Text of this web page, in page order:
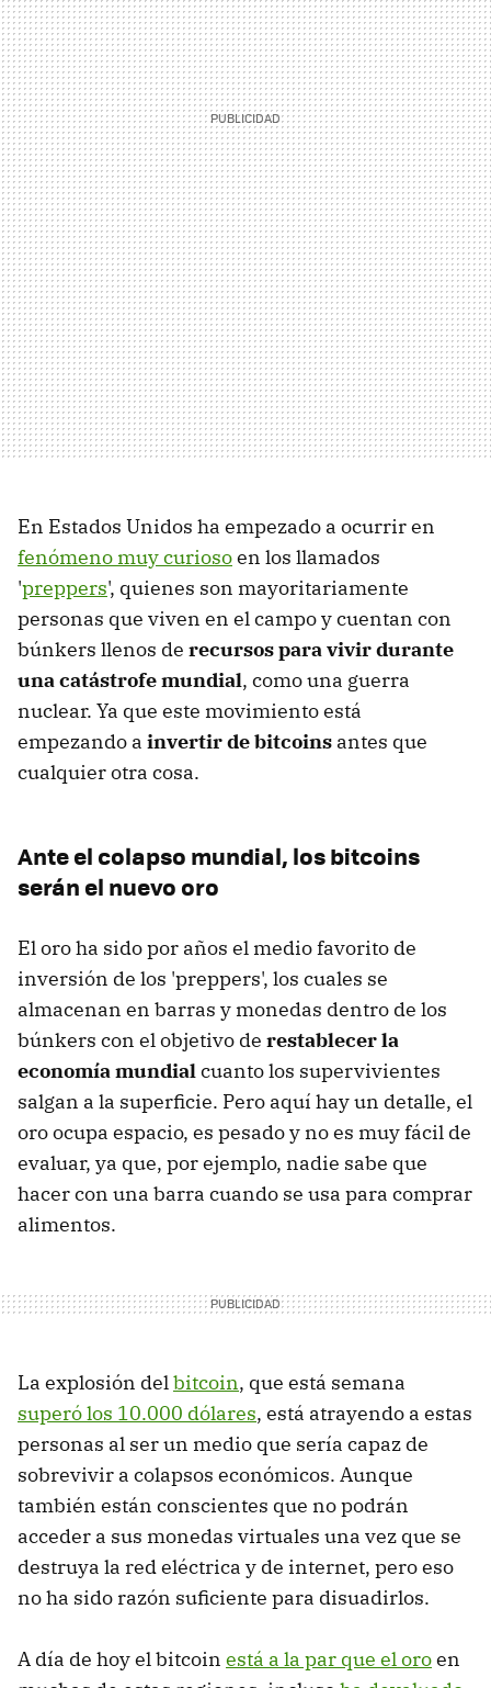
En Estados Unidos ha empezado a ocurrir en
fenómeno muy curiosoen los llamados
'preppers', quienes son mayoritariamente
personas que viven en el campo y cuentan con
búnkers llenos de recursos para vivir durante
una catástrofe mundial, como una guerra
nuclear. Ya que este movimiento está
empezando a invertir de bitcoins antes que
cualquier otra cosa.
Ante el colapso mundial, los bitcoins
serán el nuevo oro
El oro ha sido por años el medio favorito de
inversión de los 'preppers', los cuales se
almacenan en barras y monedas dentro de los
búnkers con el objetivo de restablecer la
economía mundialcuanto los supervivientes
salgan a la superficie. Pero aquí hay un detalle, el
oro ocupa espacio, es pesado y no es muy fácil de
evaluar, ya que, por ejemplo, nadie sabe que
hacer con una barra cuando se usa para comprar
alimentos.
La explosión delbitcoin, que está semana
superó los 10.000 dólares, está atrayendo a estas
personas al ser un medio que sería capaz de
sobrevivir a colapsos económicos. Aunque
también están conscientes que no podrán
acceder a sus monedas virtuales una vez que se
destruya la red eléctrica y de internet, pero eso
no ha sido razón suficiente para disuadirlos.
A día de hoy el bitcoin está a la par que el oroen